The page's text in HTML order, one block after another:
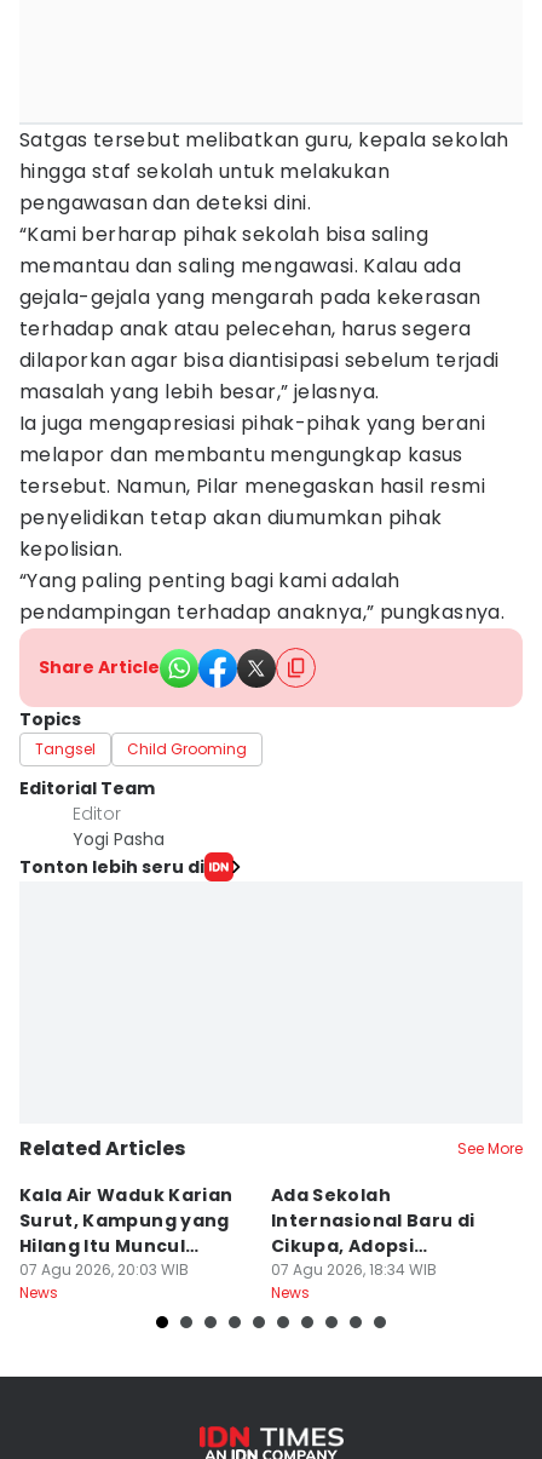
Satgas tersebut melibatkan guru, kepala sekolah
hingga staf sekolah untuk melakukan
pengawasan dan deteksi dini.
“Kami berharap pihak sekolah bisa saling
memantau dan saling mengawasi. Kalau ada
gejala-gejala yang mengarah pada kekerasan
terhadap anak atau pelecehan, harus segera
dilaporkan agar bisa diantisipasi sebelum terjadi
masalah yang lebih besar,” jelasnya.
Ia juga mengapresiasi pihak-pihak yang berani
melapor dan membantu mengungkap kasus
tersebut. Namun, Pilar menegaskan hasil resmi
penyelidikan tetap akan diumumkan pihak
kepolisian.
“Yang paling penting bagi kami adalah
pendampingan terhadap anaknya,” pungkasnya.
Share Article
Topics
Tangsel Child Grooming
Editorial Team
Editor
Yogi Pasha
Tonton lebih seru di
Related Articles See More
Kala Air Waduk Karian
Surut, Kampung yang
Hilang Itu Muncul
Kembali
07 Agu 2026, 20:03 WIB
News
Ada Sekolah
Internasional Baru di
Cikupa, Adopsi
Kurikulum Singapura
07 Agu 2026, 18:34 WIB
News